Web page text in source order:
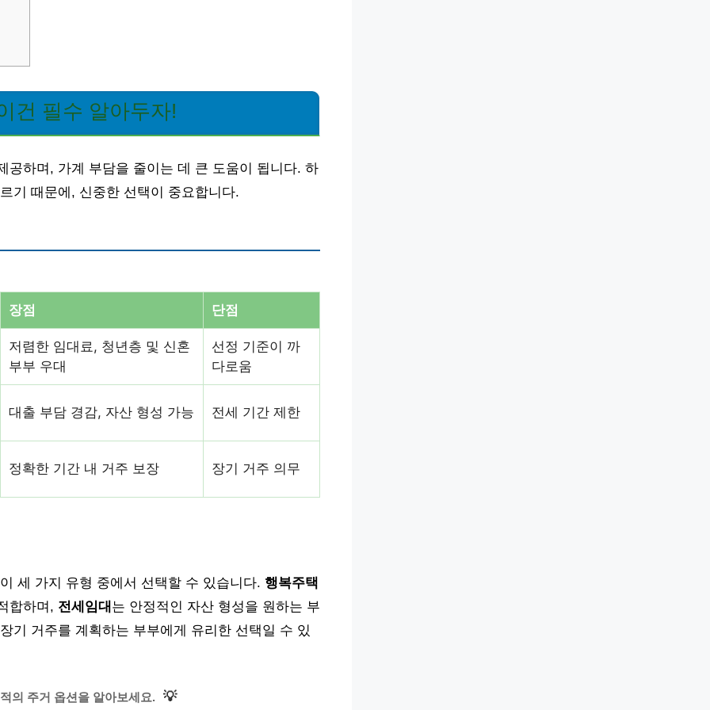
건 필수 알아두자!
공하며, 가계 부담을 줄이는 데 큰 도움이 됩니다. 하
기 때문에, 신중한 선택이 중요합니다.
장점 단점
저렴한 임대료, 청년층 및 신혼
부부 우대
선정 기준이 까
다로움
대출 부담 경감, 자산 형성 가능 전세 기간 제한
정확한 기간 내 거주 보장 장기 거주 의무
세 가지 유형 중에서 선택할 수 있습니다. 행복주택
합하며, 전세임대 는 안정적인 자산 형성을 원하는 부
기 거주를 계획하는 부부에게 유리한 선택일 수 있
의 주거 옵션을 알아보세요. 💡